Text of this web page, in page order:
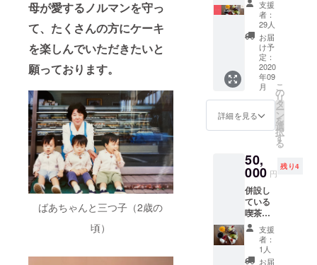
母が愛するノルマンを守っ
て、たくさんの方にケーキ
を楽しんでいただきたいと
願っております。
ばあちゃんと三つ子（2歳の
頃）
「お礼
のメー
ル」と
「活動
報告」
をさせ
ていた
だきま
す。
わせて
当店か
らの
「お礼
のメー
ル」と
「活動
報告」
をさせ
ていた
る方限
定の応
援券で
す。 温
かいご
支援
に、当
店から
の「お
礼の
メー
ル」と
報告」
をさせ
ていた
だきま
す。 ま
た、こ
のリ
ターン
ご利用
の支援
支援
者：
29人
お届
け予
定：
2020
年09
月
詳細を見る
こ
の
リ
タ
ー
ン
を
選
択
す
る
50,
000 円
残り4
併設し
ている
喫茶店
で
「ケー
キバイ
キン
支援
者：
1人
お届